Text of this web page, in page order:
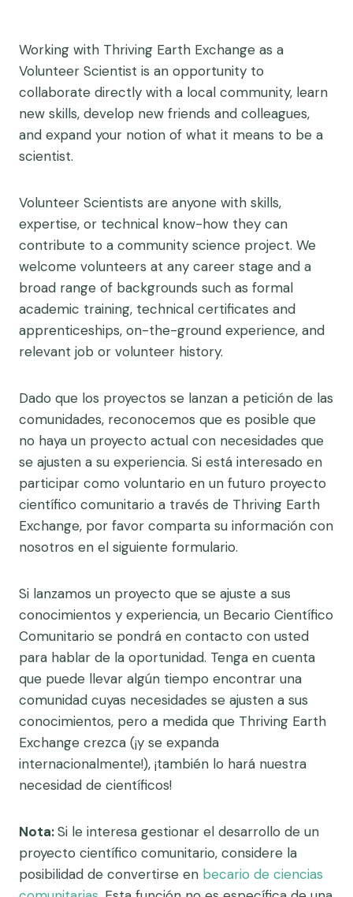
Working with Thriving Earth Exchange as a
Volunteer Scientist is an opportunity to
collaborate directly with a local community, learn
new skills, develop new friends and colleagues,
and expand your notion of what it means to be a
scientist.
Volunteer Scientists are anyone with skills,
expertise, or technical know-how they can
contribute to a community science project. We
welcome volunteers at any career stage and a
broad range of backgrounds such as formal
academic training, technical certificates and
apprenticeships, on-the-ground experience, and
relevant job or volunteer history.
Dado que los proyectos se lanzan a petición de las
comunidades, reconocemos que es posible que
no haya un proyecto actual con necesidades que
se ajusten a su experiencia. Si está interesado en
participar como voluntario en un futuro proyecto
científico comunitario a través de Thriving Earth
Exchange, por favor comparta su información con
nosotros en el siguiente formulario.
Si lanzamos un proyecto que se ajuste a sus
conocimientos y experiencia, un Becario Científico
Comunitario se pondrá en contacto con usted
para hablar de la oportunidad. Tenga en cuenta
que puede llevar algún tiempo encontrar una
comunidad cuyas necesidades se ajusten a sus
conocimientos, pero a medida que Thriving Earth
Exchange crezca (¡y se expanda
internacionalmente!), ¡también lo hará nuestra
necesidad de científicos!
Nota:Si le interesa gestionar el desarrollo de un
proyecto científico comunitario, considere la
posibilidad de convertirse en becario de ciencias